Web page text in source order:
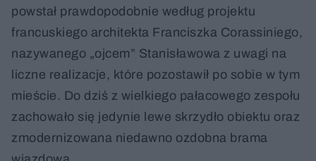
powstał prawdopodobnie według projektu
francuskiego architekta Franciszka Corassiniego,
nazywanego „ojcem” Stanisławowa z uwagi na
liczne realizacje, które pozostawił po sobie w tym
mieście. Do dziś z wielkiego pałacowego zespołu
zachowało się jedynie lewe skrzydło obiektu oraz
zmodernizowana niedawno ozdobna brama